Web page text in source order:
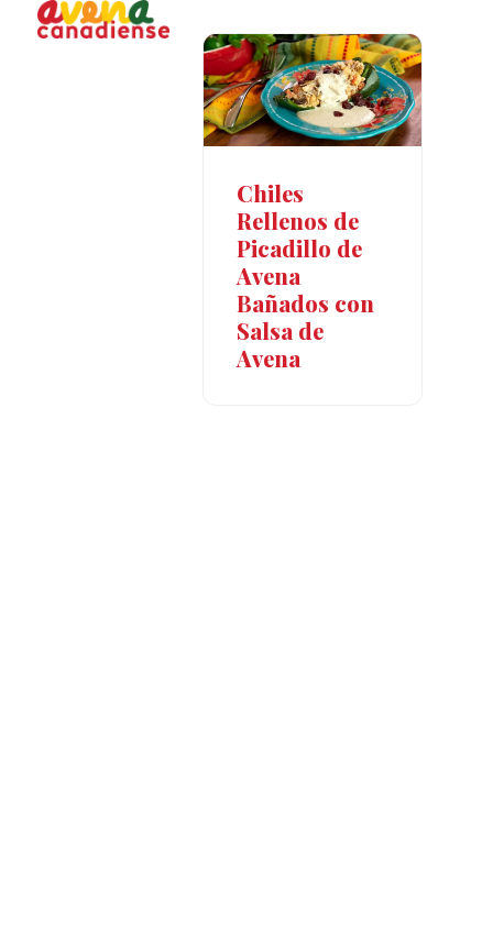
Open
Close
Chiles
Rellenos de
Picadillo de
Avena
Bañados con
Salsa de
Avena